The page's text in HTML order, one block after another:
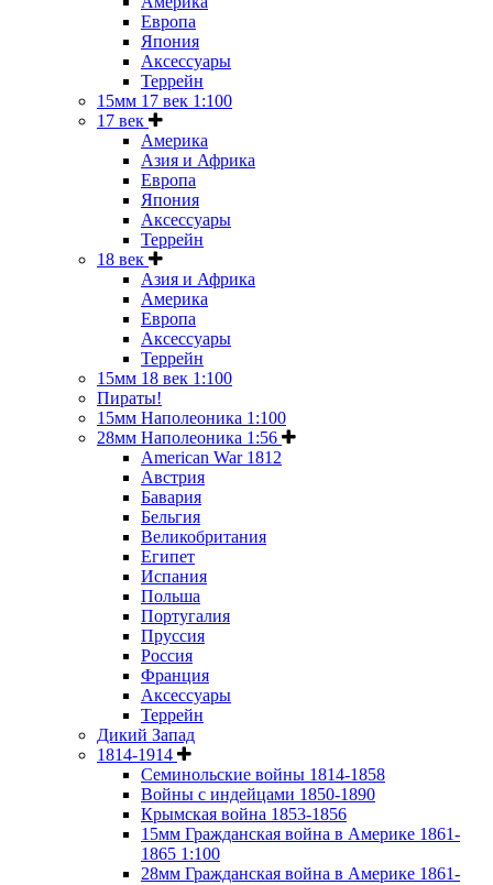
Европа
Япония
Аксессуары
Террейн
15мм 17 век 1:100
17 век
Америка
Азия и Африка
Европа
Япония
Аксессуары
Террейн
18 век
Азия и Африка
Америка
Европа
Аксессуары
Террейн
15мм 18 век 1:100
Пираты!
15мм Наполеоника 1:100
28мм Наполеоника 1:56
American War 1812
Австрия
Бавария
Бельгия
Великобритания
Египет
Испания
Польша
Португалия
Пруссия
Россия
Франция
Аксессуары
Террейн
Дикий Запад
1814-1914
Семинольские войны 1814-1858
Войны с индейцами 1850-1890
Крымская война 1853-1856
15мм Гражданская война в Америке 1861-
1865 1:100
28мм Гражданская война в Америке 1861-